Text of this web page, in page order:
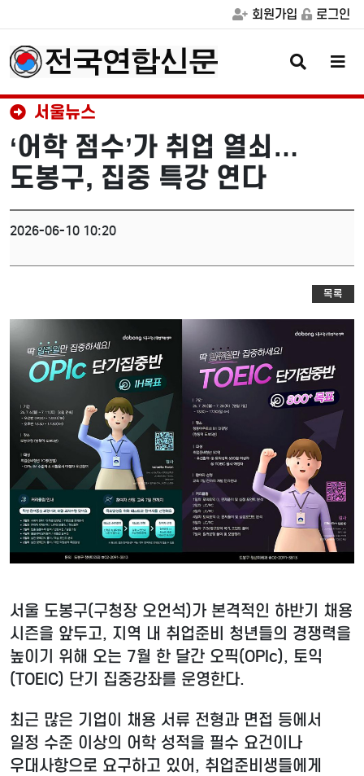
회원가입 로그인
검
색
버
메
버
서울뉴스
‘어학 점수’가 취업 열쇠…
도봉구, 집중 특강 연다
2026-06-10 10:20
목록
서울 도봉구(구청장 오언석)가 본격적인 하반기 채용
시즌을 앞두고, 지역 내 취업준비 청년들의 경쟁력을
높이기 위해 오는 7월 한 달간 오픽(OPIc), 토익
(TOEIC) 단기 집중강좌를 운영한다.
최근 많은 기업이 채용 서류 전형과 면접 등에서
일정 수준 이상의 어학 성적을 필수 요건이나
우대사항으로 요구하고 있어, 취업준비생들에게